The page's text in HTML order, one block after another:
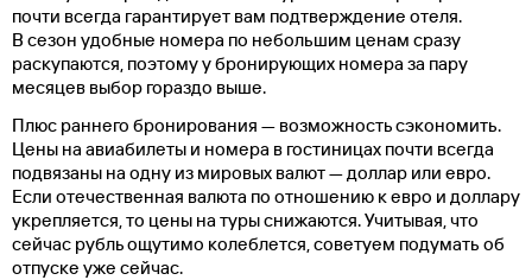
почти всегда гарантирует вам подтверждение отеля.
В сезон удобные номера по небольшим ценам сразу
раскупаются, поэтому у бронирующих номера за пару
месяцев выбор гораздо выше.
Плюс раннего бронирования — возможность сэкономить.
Цены на авиабилеты и номера в гостиницах почти всегда
подвязаны на одну из мировых валют — доллар или евро.
Если отечественная валюта по отношению к евро и доллару
укрепляется, то цены на туры снижаются. Учитывая, что
сейчас рубль ощутимо колеблется, советуем подумать об
отпуске уже сейчас.